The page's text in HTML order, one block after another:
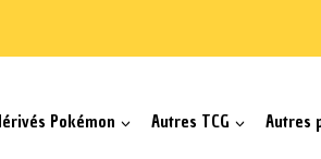
Pokémon Autres TCG Autres